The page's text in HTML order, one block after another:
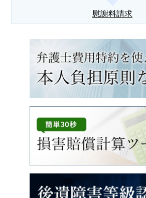
慰謝料請求